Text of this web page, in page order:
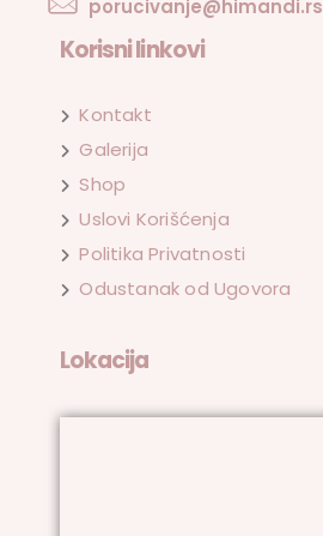
porucivanje@himandi.rs
Korisni linkovi
Kontakt
Galerija
Shop
Uslovi Korišćenja
Politika Privatnosti
Odustanak od Ugovora
Lokacija